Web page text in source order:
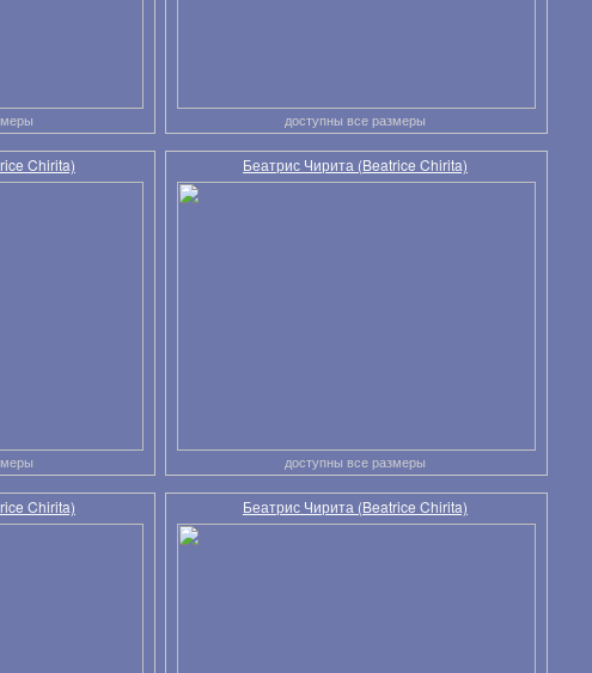
доступны все размеры
Chirita) Беатрис Чирита (Beatrice Chirita)
доступны все размеры
Chirita) Беатрис Чирита (Beatrice Chirita)